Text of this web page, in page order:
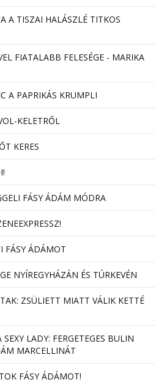
A TISZAI HALÁSZLÉ TITKOS
FIATALABB FELESÉGE - MARIKA
A PAPRIKÁS KRUMPLI
KELETRŐL
KERES
FÁSY ÁDÁM MÓDRA
FÁSY ÁDÁMOT
NYÍREGYHÁZÁN ÉS TÚRKEVÉN
ZSÜLIETT MIATT VÁLIK KETTÉ
LADY: FERGETEGES BULIN
MARCELLINÁT
FÁSY ÁDÁMOT!